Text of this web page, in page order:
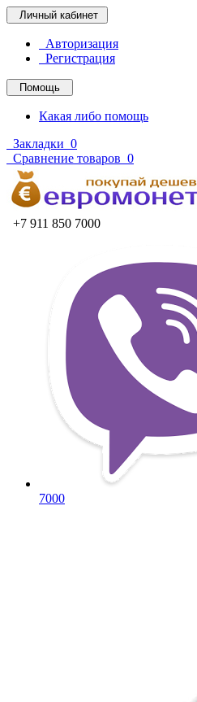
Личный кабинет
Авторизация
Регистрация
Помощь
Какая либо помощь
Закладки 0
Сравнение товаров 0
+7 911 850 7000
7000